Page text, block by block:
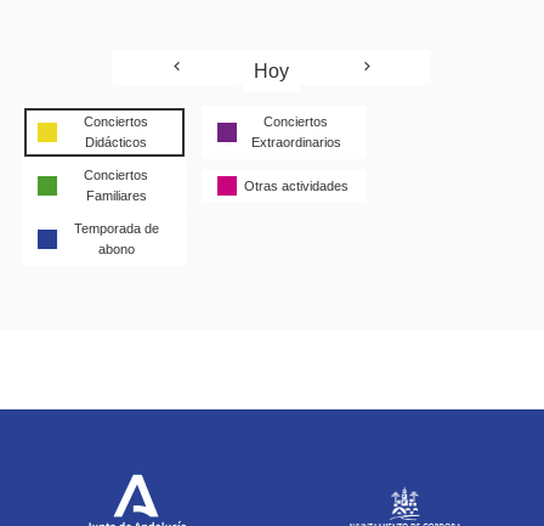
Hoy
Conciertos
Didácticos
Conciertos
Extraordinarios
Conciertos
Familiares
Otras actividades
Temporada de
abono